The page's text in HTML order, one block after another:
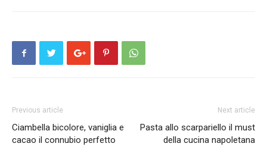
Previous article
Ciambella bicolore, vaniglia e
cacao il connubio perfetto
Next article
Pasta allo scarpariello il must
della cucina napoletana